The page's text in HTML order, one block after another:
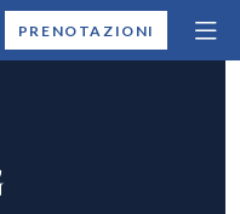
PRENOTAZIONI